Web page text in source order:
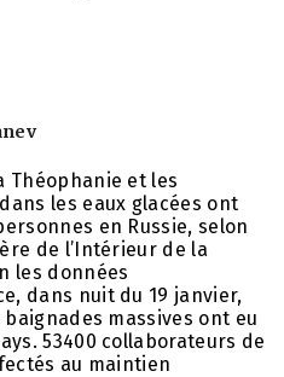
Théophanie et les
les eaux glacées ont
en Russie, selon
de l’Intérieur de la
les données
dans nuit du 19 janvier,
massives ont eu
53400 collaborateurs de
au maintien